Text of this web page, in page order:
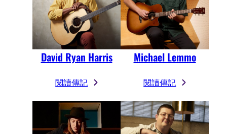
David Ryan Harris
閱讀傳記
Michael Lemmo
閱讀傳記